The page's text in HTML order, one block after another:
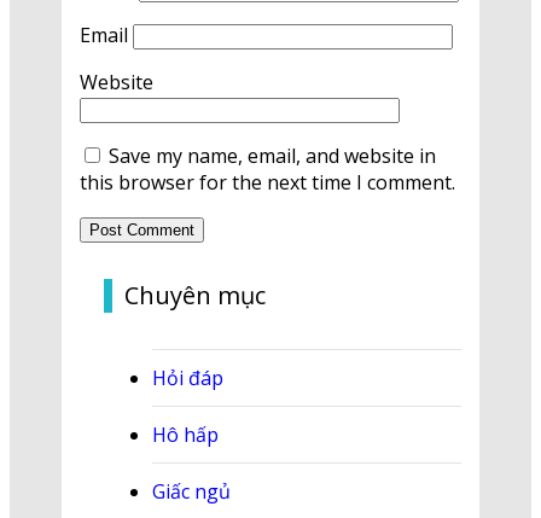
Email
Website
Save my name, email, and website in
this browser for the next time I comment.
Chuyên mục
Hỏi đáp
Hô hấp
Giấc ngủ